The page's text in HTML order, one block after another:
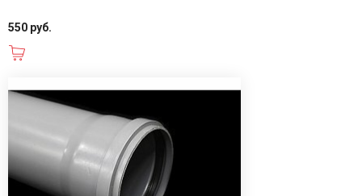
550 руб.